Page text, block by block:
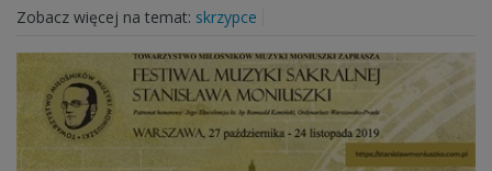
Zobacz więcej na temat: skrzypce